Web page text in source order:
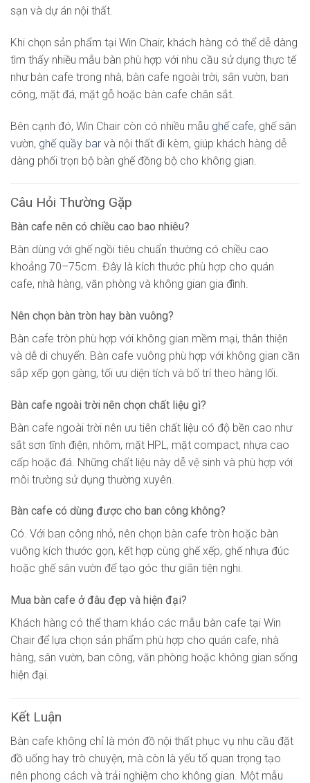
sạn và dự án nội thất.
Khi chọn sản phẩm tại Win Chair, khách hàng có thể dễ dàng
tìm thấy nhiều mẫu bàn phù hợp với nhu cầu sử dụng thực tế
như bàn cafe trong nhà, bàn cafe ngoài trời, sân vườn, ban
công, mặt đá, mặt gỗ hoặc bàn cafe chân sắt.
Bên cạnh đó, Win Chair còn có nhiều mẫu ghế cafe, ghế sân
vườn, ghế quầy bar và nội thất đi kèm, giúp khách hàng dễ
dàng phối trọn bộ bàn ghế đồng bộ cho không gian.
Câu Hỏi Thường Gặp
Bàn cafe nên có chiều cao bao nhiêu?
Bàn dùng với ghế ngồi tiêu chuẩn thường có chiều cao
khoảng 70–75cm. Đây là kích thước phù hợp cho quán
cafe, nhà hàng, văn phòng và không gian gia đình.
Nên chọn bàn tròn hay bàn vuông?
Bàn cafe tròn phù hợp với không gian mềm mại, thân thiện
và dễ di chuyển. Bàn cafe vuông phù hợp với không gian cần
sắp xếp gọn gàng, tối ưu diện tích và bố trí theo hàng lối.
Bàn cafe ngoài trời nên chọn chất liệu gì?
Bàn cafe ngoài trời nên ưu tiên chất liệu có độ bền cao như
sắt sơn tĩnh điện, nhôm, mặt HPL, mặt compact, nhựa cao
cấp hoặc đá. Những chất liệu này dễ vệ sinh và phù hợp với
môi trường sử dụng thường xuyên.
Bàn cafe có dùng được cho ban công không?
Có. Với ban công nhỏ, nên chọn bàn cafe tròn hoặc bàn
vuông kích thước gọn, kết hợp cùng ghế xếp, ghế nhựa đúc
hoặc ghế sân vườn để tạo góc thư giãn tiện nghi.
Mua bàn cafe ở đâu đẹp và hiện đại?
Khách hàng có thể tham khảo các mẫu bàn cafe tại Win
Chair để lựa chọn sản phẩm phù hợp cho quán cafe, nhà
hàng, sân vườn, ban công, văn phòng hoặc không gian sống
hiện đại.
Kết Luận
Bàn cafe không chỉ là món đồ nội thất phục vụ nhu cầu đặt
đồ uống hay trò chuyện, mà còn là yếu tố quan trọng tạo
nên phong cách và trải nghiệm cho không gian. Một mẫu